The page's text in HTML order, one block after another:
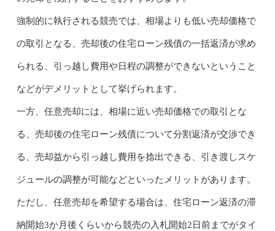
強制的に執行される競売では、相場よりも低い売却価格で
の取引となる、売却後の住宅ローン残債の一括返済が求め
られる、引っ越し費用や日程の調整ができないということ
などがデメリットとして挙げられます。
一方、任意売却には、相場に近い売却価格での取引とな
る、売却後の住宅ローン残債について分割返済が交渉でき
る、売却益から引っ越し費用を捻出できる、引き渡しスケ
ジュールの調整が可能などといったメリットがあります。
ただし、任意売却を希望する場合は、住宅ローン返済の滞
納開始3か月後くらいから競売の入札開始2日前までがタイ